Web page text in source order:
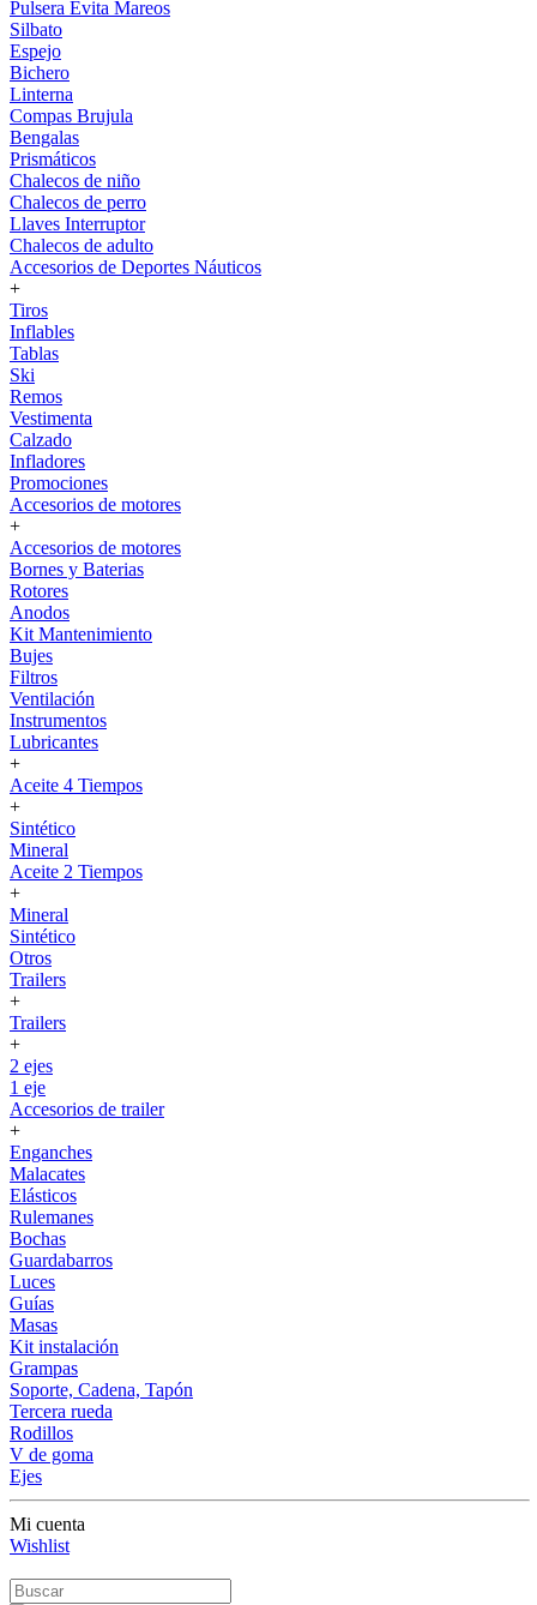
Pulsera Evita Mareos
Silbato
Espejo
Bichero
Linterna
Compas Brujula
Bengalas
Prismáticos
Chalecos de niño
Chalecos de perro
Llaves Interruptor
Chalecos de adulto
Accesorios de Deportes Náuticos
+
Tiros
Inflables
Tablas
Ski
Remos
Vestimenta
Calzado
Infladores
Promociones
Accesorios de motores
+
Accesorios de motores
Bornes y Baterias
Rotores
Anodos
Kit Mantenimiento
Bujes
Filtros
Ventilación
Instrumentos
Lubricantes
+
Aceite 4 Tiempos
+
Sintético
Mineral
Aceite 2 Tiempos
+
Mineral
Sintético
Otros
Trailers
+
Trailers
+
2 ejes
1 eje
Accesorios de trailer
+
Enganches
Malacates
Elásticos
Rulemanes
Bochas
Guardabarros
Luces
Guías
Masas
Kit instalación
Grampas
Soporte, Cadena, Tapón
Tercera rueda
Rodillos
V de goma
Ejes
Mi cuenta
Wishlist